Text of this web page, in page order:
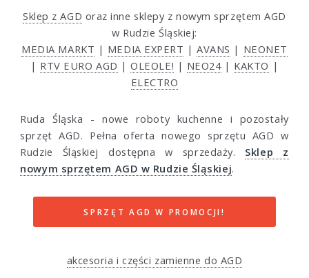
Sklep z AGD oraz inne sklepy z nowym sprzętem AGD
w Rudzie Śląskiej:
MEDIA MARKT | MEDIA EXPERT |AVANS | NEONET
| RTV EURO AGD |OLEOLE! | NEO24| KAKTO |
ELECTRO
Ruda Śląska - nowe roboty kuchenne i pozostały
sprzęt AGD. Pełna oferta nowego sprzętu AGD w
Rudzie Śląskiej dostępna w sprzedaży. Sklep z
nowym sprzętem AGD w Rudzie Śląskiej.
SPRZĘT AGD W PROMOCJI!
akcesoria i części zamienne do AGD